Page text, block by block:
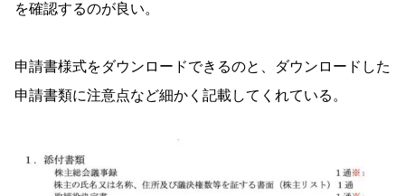
を確認するのが良い。
申請書様式をダウンロードできるのと、ダウンロードした
申請書類に注意点など細かく記載してくれている。